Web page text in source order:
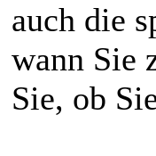
auch die
wann Sie
Sie, ob